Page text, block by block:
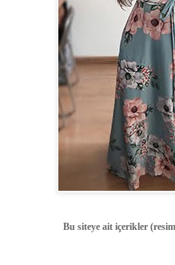
Bu siteye ait içerikler